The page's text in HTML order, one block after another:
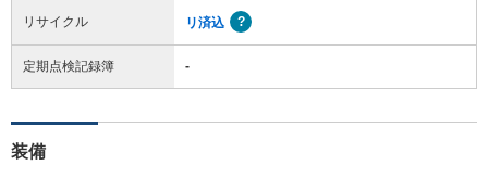
リサイクル リ済込
定期点検記録簿 -
装備